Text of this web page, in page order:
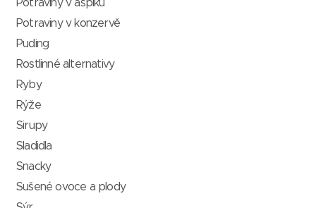
Potraviny v aspiku
Potraviny v konzervě
Puding
Rostlinné alternativy
Ryby
Rýže
Sirupy
Sladidla
Snacky
Sušené ovoce a plody